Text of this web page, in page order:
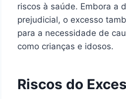
riscos à saúde. Embora a
prejudicial, o excesso
para a necessidade de
como crianças e idosos.
Riscos do